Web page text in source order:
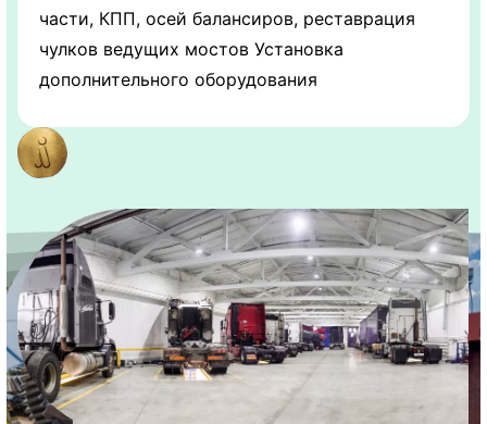
части, КПП, осей балансиров, реставрация
чулков ведущих мостов Установка
дополнительного оборудования